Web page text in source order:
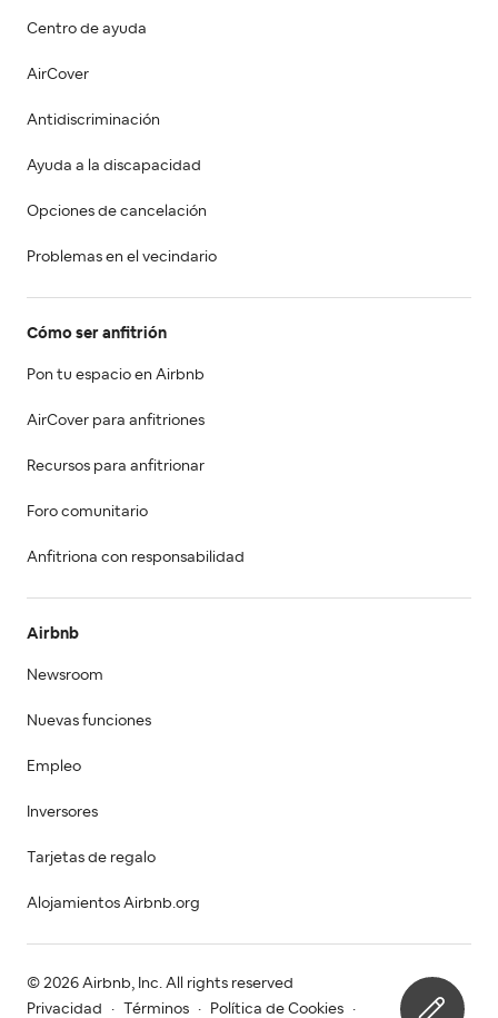
Centro de ayuda
AirCover
Antidiscriminación
Ayuda a la discapacidad
Opciones de cancelación
Problemas en el vecindario
Cómo ser anfitrión
Pon tu espacio en Airbnb
AirCover para anfitriones
Recursos para anfitrionar
Foro comunitario
Anfitriona con responsabilidad
Airbnb
Newsroom
Nuevas funciones
Empleo
Inversores
Tarjetas de regalo
Alojamientos Airbnb.org
© 2026 Airbnb, Inc. All rights reserved
Privacidad
· Términos · Política de Cookies ·